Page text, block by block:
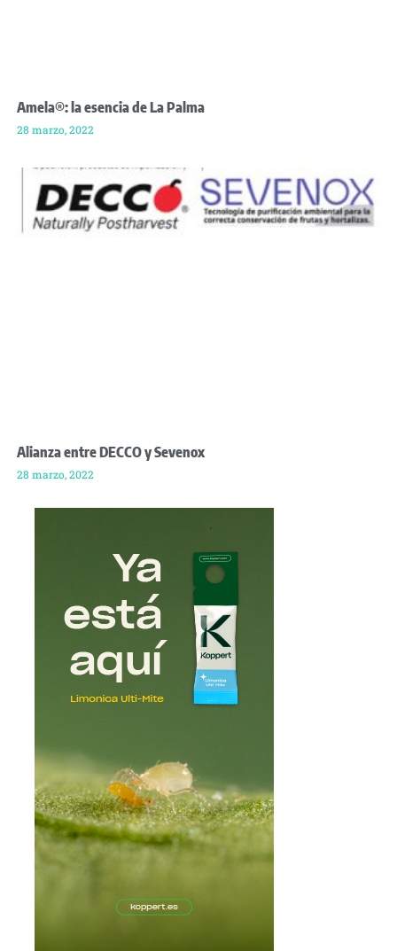
Amela®: la esencia de La Palma
28 marzo, 2022
Alianza entre DECCO y Sevenox
28 marzo, 2022